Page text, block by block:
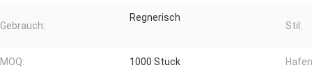
Gebrauch:
Regnerisch
Stil:
MOQ: 1000 Stück